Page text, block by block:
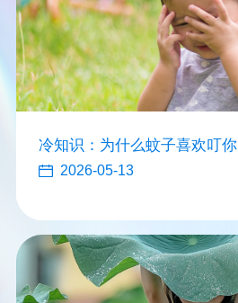
冷知识：为什么蚊子喜欢叮你
2026-05-13